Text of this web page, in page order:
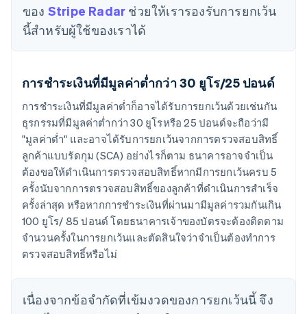
ของ Stripe Radar ช่วยให้เรารองรับการยกเว้น
นี้สำหรับผู้ใช้ของเราได้
การชำระเงินที่มีมูลค่าต่ำกว่า 30 ยูโร/25 ปอนด์
การชำระเงินที่มีมูลค่าต่ำก็อาจได้รับการยกเว้นด้วยเช่นกัน
ธุรกรรมที่มีมูลค่าต่ำกว่า 30 ยูโรหรือ 25 ปอนด์จะถือว่ามี
"มูลค่าต่ำ" และอาจได้รับการยกเว้นจากการตรวจสอบสิทธิ์
ลูกค้าแบบรัดกุม (SCA) อย่างไรก็ตาม ธนาคารอาจจำเป็น
ต้องขอให้ดำเนินการตรวจสอบสิทธิ์หากมีการยกเว้นครบ 5
ครั้งนับจากการตรวจสอบสิทธิ์ของลูกค้าที่ดำเนินการสำเร็จ
ครั้งล่าสุด หรือหากการชำระเงินที่ผ่านมามีมูลค่ารวมกันเกิน
100 ยูโร/ 85 ปอนด์ โดยธนาคารเจ้าของบัตรจะต้องติดตาม
จำนวนครั้งในการยกเว้นและตัดสินใจว่าจำเป็นต้องทำการ
ตรวจสอบสิทธิ์หรือไม่
เนื่องจากข้อจำกัดที่เข้มงวดของการยกเว้นนี้ จึง